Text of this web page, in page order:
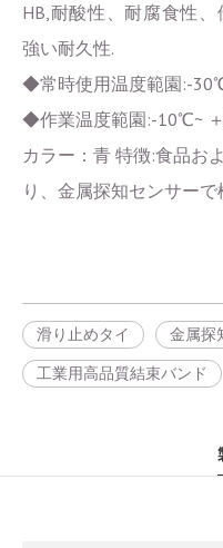
HB,耐酸性、耐腐食性、
強い耐久性.
◆常時使用温度範園:-
◆作業温度範園:-10℃~
カラー：青 特徴:食品お
り、金属探知センサーで
滑り止めタイ
金属探
工業用高品質結束バンド